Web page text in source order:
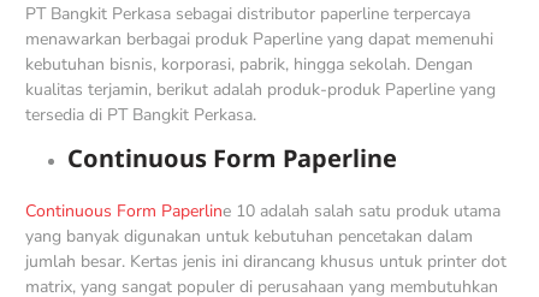
PT Bangkit Perkasa sebagai distributor paperline terpercaya
menawarkan berbagai produk Paperline yang dapat memenuhi
kebutuhan bisnis, korporasi, pabrik, hingga sekolah. Dengan
kualitas terjamin, berikut adalah produk-produk Paperline yang
tersedia di PT Bangkit Perkasa.
Continuous Form Paperline
Continuous Form Paperline 10 adalah salah satu produk utama
yang banyak digunakan untuk kebutuhan pencetakan dalam
jumlah besar. Kertas jenis ini dirancang khusus untuk printer dot
matrix, yang sangat populer di perusahaan yang membutuhkan